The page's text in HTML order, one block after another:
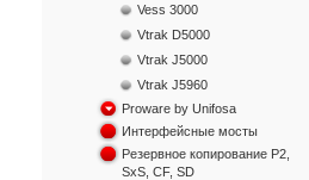
Vess 3000
Vtrak D5000
Vtrak J5000
Vtrak J5960
Proware by Unifosa
Интерфейсные мосты
Резервное копирование P2,
SxS, CF, SD